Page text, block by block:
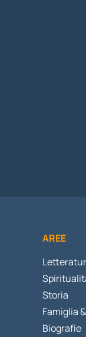
AREE
Storia
Famiglia
Biografie